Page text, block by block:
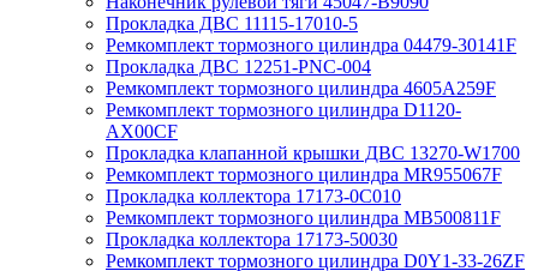
Прокладка ДВС 11115-17010-5
Ремкомплект тормозного цилиндра 04479-30141F
Прокладка ДВС 12251-PNC-004
Ремкомплект тормозного цилиндра 4605A259F
Ремкомплект тормозного цилиндра D1120-
AX00CF
Прокладка клапанной крышки ДВС 13270-W1700
Ремкомплект тормозного цилиндра MR955067F
Прокладка коллектора 17173-0C010
Ремкомплект тормозного цилиндра MB500811F
Прокладка коллектора 17173-50030
Ремкомплект тормозного цилиндра D0Y1-33-26ZF